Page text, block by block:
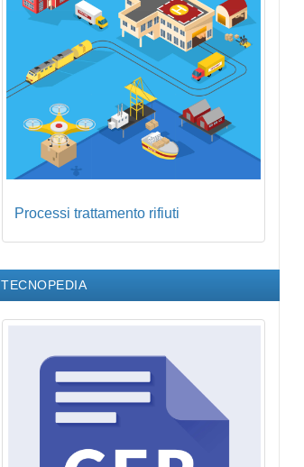
Processi trattamento rifiuti
TECNOPEDIA